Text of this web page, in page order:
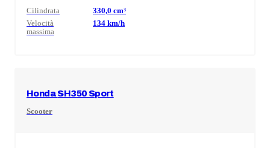
Cilindrata 330,0 cm³
Velocità
massima
134 km/h
HondaSH350 Sport
Scooter